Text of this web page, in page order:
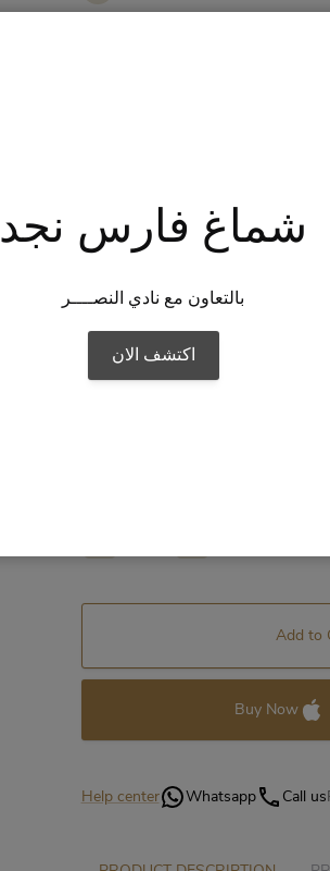
شماغ فارس نجد
بالتعاون مع نادي النصــــر
اكتشف الان
Buy Now
Add to
Help center Whatsapp Call us